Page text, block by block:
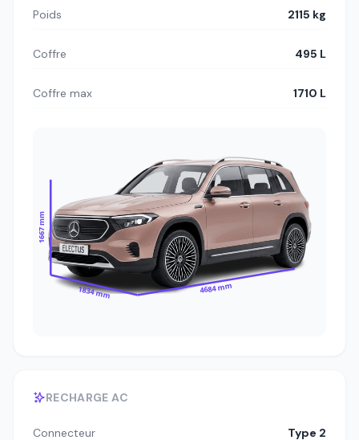
Poids 2115 kg
Coffre 495 L
Coffre max 1710 L
1667 mm
1834 mm 4684 mm
RECHARGE AC
Connecteur Type 2